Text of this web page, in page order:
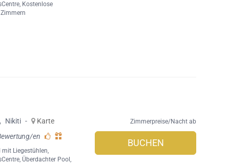
, Kostenlose
, Nikiti -
Karte
en
mit Liegestühlen,
,Überdachter Pool,
Zimmerpreise/Nacht ab
BUCHEN